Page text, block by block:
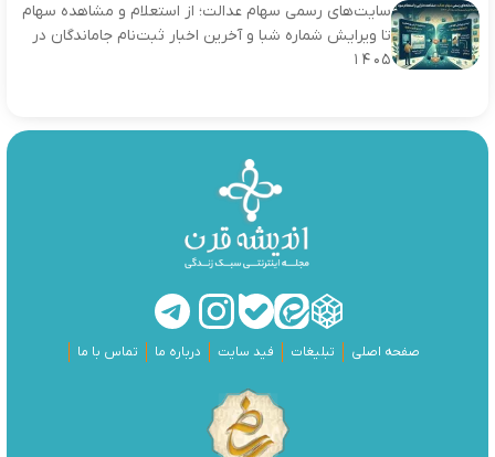
سایت‌های رسمی سهام عدالت؛ از استعلام و مشاهده سهام
تا ویرایش شماره شبا و آخرین اخبار ثبت‌نام جاماندگان در
۱۴۰۵
صفحه اصلی تبلیغات فید سایت درباره ما تماس با ما